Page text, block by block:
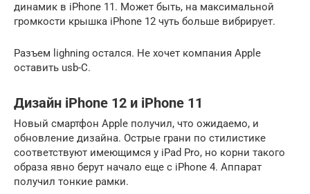
динамик в iPhone 11. Может быть, на максимальной
громкости крышка iPhone 12 чуть больше вибрирует.
Разъем lighning остался. Не хочет компания Apple
оставить usb-C.
Дизайн iPhone 12 и iPhone 11
Новый смартфон Apple получил, что ожидаемо, и
обновление дизайна. Острые грани по стилистике
соответствуют имеющимся у iPad Pro, но корни такого
образа явно берут начало еще с iPhone 4. Аппарат
получил тонкие рамки.